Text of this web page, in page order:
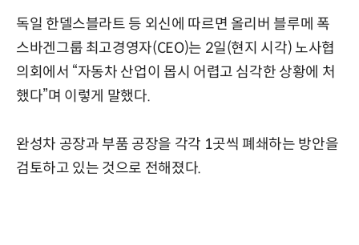
독일 한델스블라트 등 외신에 따르면 올리버 블루메 폭
스바겐그룹 최고경영자(CEO)는 2일(현지 시각) 노사협
의회에서 “자동차 산업이 몹시 어렵고 심각한 상황에 처
했다”며 이렇게 말했다.
완성차 공장과 부품 공장을 각각 1곳씩 폐쇄하는 방안을
검토하고 있는 것으로 전해졌다.